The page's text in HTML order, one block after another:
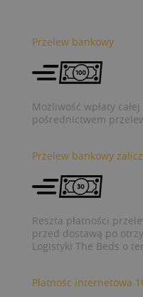
Przelew bankowy
Możliwość wpłaty
pośrednictwem
Przelew bankowy
Reszta płatności
przed dostawą po
Logistyki The Beds o
Płatnośc internetowa